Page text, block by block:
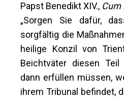
Papst Benedikt XIV., Cum
„Sorgen Sie dafür,
sorgfältig die
heilige Konzil von
Beichtväter diesen
dann erfüllen müssen,
ihrem Tribunal befindet,